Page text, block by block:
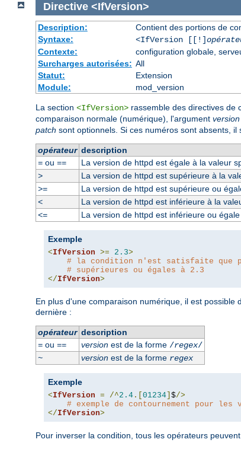
Directive <IfVersion>
Description:
Contient des portions de
Syntaxe:
<IfVersion [[!]
Contexte:
configuration globale,
Surcharges autorisées: All
Statut:
Extension
Module:
mod_version
La section <IfVersion> rassemble des directives de
comparaison normale (numérique), l'argument version
patch sont optionnels. Si ces numéros sont absents,
opérateur description
=ou ==
La version de httpd est égale à la valeur
>
La version de httpd est supérieure à la
>=
La version de httpd est supérieure ou
<
La version de httpd est inférieure à la
<=
La version de httpd est inférieure ou
Exemple
<IfVersion >= 2.3>
# la condition n'est satisfaite que
# supérieures ou égales à 2.3
</IfVersion>
En plus d'une comparaison numérique, il est possible
dernière :
opérateur description
=ou == versionest de la forme /regex/
~
versionest de la forme regex
Exemple
<IfVersion = /^2.4 .[ 01234 $/>
# exemple de contournement pour les
</IfVersion>
Pour inverser la condition, tous les opérateurs